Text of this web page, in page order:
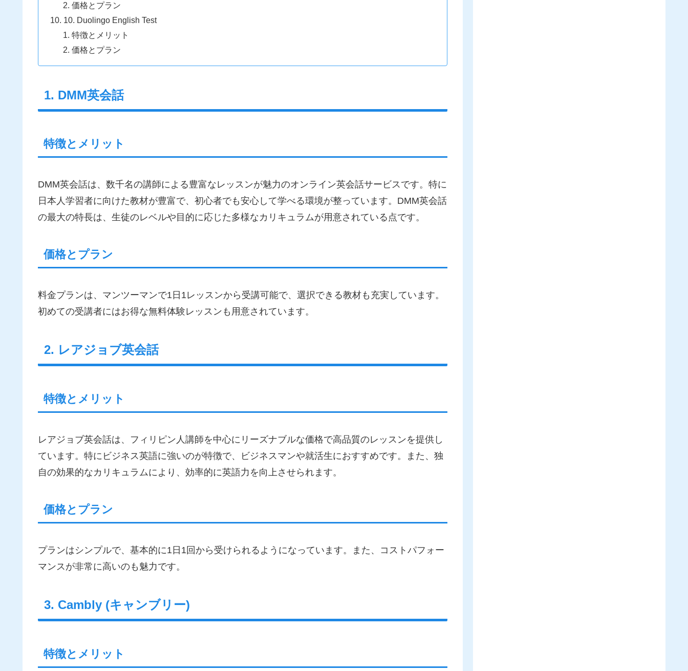
価格とプラン
10. Duolingo English Test
特徴とメリット
価格とプラン
1. DMM英会話
特徴とメリット
DMM英会話は、数千名の講師による豊富なレッスンが魅力のオンライン英会話サービスです。特に
日本人学習者に向けた教材が豊富で、初心者でも安心して学べる環境が整っています。DMM英会話
の最大の特長は、生徒のレベルや目的に応じた多様なカリキュラムが用意されている点です。
価格とプラン
料金プランは、マンツーマンで1日1レッスンから受講可能で、選択できる教材も充実しています。
初めての受講者にはお得な無料体験レッスンも用意されています。
2. レアジョブ英会話
特徴とメリット
レアジョブ英会話は、フィリピン人講師を中心にリーズナブルな価格で高品質のレッスンを提供し
ています。特にビジネス英語に強いのが特徴で、ビジネスマンや就活生におすすめです。また、独
自の効果的なカリキュラムにより、効率的に英語力を向上させられます。
価格とプラン
プランはシンプルで、基本的に1日1回から受けられるようになっています。また、コストパフォー
マンスが非常に高いのも魅力です。
3. Cambly (キャンブリー)
特徴とメリット